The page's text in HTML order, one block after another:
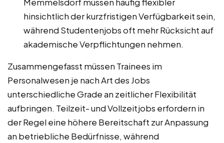
hinsichtlich der kurzfristigen Verfügbarkeit sein,
während Studentenjobs oft mehr Rücksicht auf
akademische Verpflichtungen nehmen.
Zusammengefasst müssen Trainees im
Personalwesen je nach Art des Jobs
unterschiedliche Grade an zeitlicher Flexibilität
aufbringen. Teilzeit- und Vollzeitjobs erfordern in
der Regel eine höhere Bereitschaft zur Anpassung
an betriebliche Bedürfnisse, während